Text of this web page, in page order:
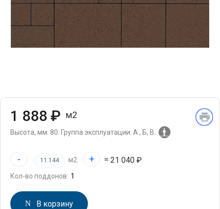
1 888 ₽ м2
Высота, мм: 80. Группа эксплуатации: А , Б, В.
- м2. + = 21 040 ₽
Кол-во поддонов:
В корзину